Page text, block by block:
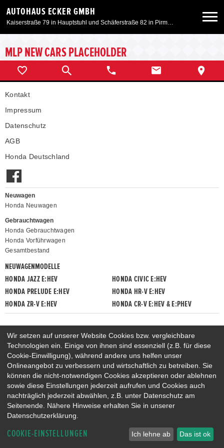
AUTOHAUS ECKER GMBH
Kaiserstraße 79 in Hauptstuhl und Schäferstraße 82 in Pirmasens
Neuwagen
Gebrauchtwagen
Angebote
Service & Zubehör
Unser Autohaus
Motorrad
MLP NEW CARS PLACEHOLDER
Kontakt
Impressum
Datenschutz
AGB
Honda Deutschland
Neuwagen
Honda Neuwagen
Gebrauchtwagen
Honda Gebrauchtwagen
Honda Vorführwagen
Gesamtbestand
NEUWAGENMODELLE
HONDA JAZZ E:HEV
HONDA CIVIC E:HEV
HONDA PRELUDE E:HEV
HONDA HR-V E:HEV
HONDA ZR-V E:HEV
HONDA CR-V E:HEV & E:PHEV
Wir setzen auf unserer Website Cookies bzw. vergleichbare
Technologien ein. Einige von ihnen sind essenziell (z.B. für diese
Cookie-Einwilligung), während andere uns helfen unser
Onlineangebot zu verbessern und wirtschaftlich zu betreiben. Sie
können die nicht-notwendigen Cookies akzeptieren oder ablehnen
sowie diese Einstellungen jederzeit aufrufen und Cookies auch
nachträglich jederzeit abwählen, z.B. unter Datenschutz am
Seitenende. Nähere Hinweise erhalten Sie in unserer
Datenschutzerklärung.
COOKIE-EINSTELLUNGEN Ich lehne ab Das ist ok